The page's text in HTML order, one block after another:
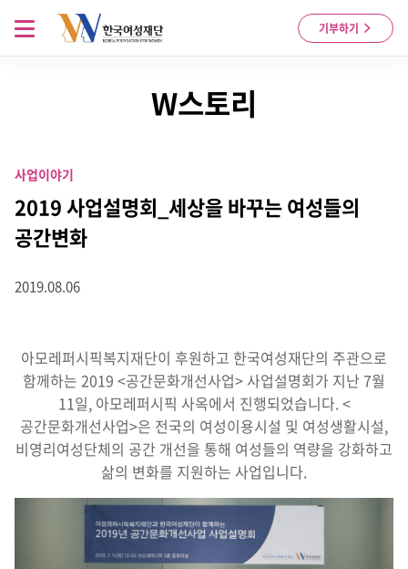
Skip to content
기부하기
메뉴 열기
W스토리
사업이야기
2019 사업설명회_세상을 바꾸는 여성들의
공간변화
2019.08.06
아모레퍼시픽복지재단이 후원하고 한국여성재단의 주관으로
함께하는 2019 <공간문화개선사업> 사업설명회가 지난 7월
11일, 아모레퍼시픽 사옥에서 진행되었습니다. <
공간문화개선사업>은 전국의 여성이용시설 및 여성생활시설,
비영리여성단체의 공간 개선을 통해 여성들의 역량을 강화하고
삶의 변화를 지원하는 사업입니다.